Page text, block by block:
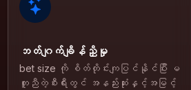
ဘတ်ဂျက်ချိန်ညှိမှု
bet size ကို စိတ်တိုင်းကျပြင်နိုင်ပြီး မ
တူညီတဲ့စီးရီးတွင် အနည်းဆုံးနှင့်အမြင့်